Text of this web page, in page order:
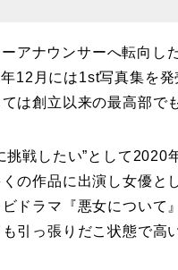
アナウンサーへ転向し
12月には1st写真集を
は創立以来の最高部で
挑戦したい”として2020
の作品に出演し女優と
ドラマ『悪女について
引っ張りだこ状態で高